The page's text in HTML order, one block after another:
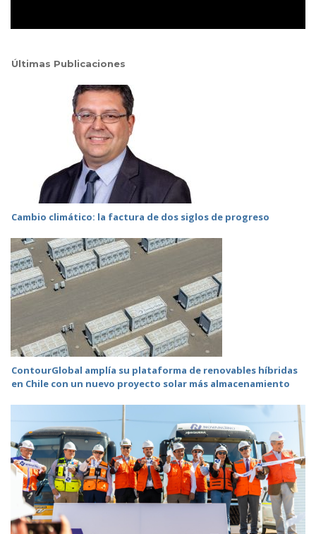
Últimas Publicaciones
Cambio climático: la factura de dos siglos de progreso
ContourGlobal amplía su plataforma de renovables híbridas
en Chile con un nuevo proyecto solar más almacenamiento